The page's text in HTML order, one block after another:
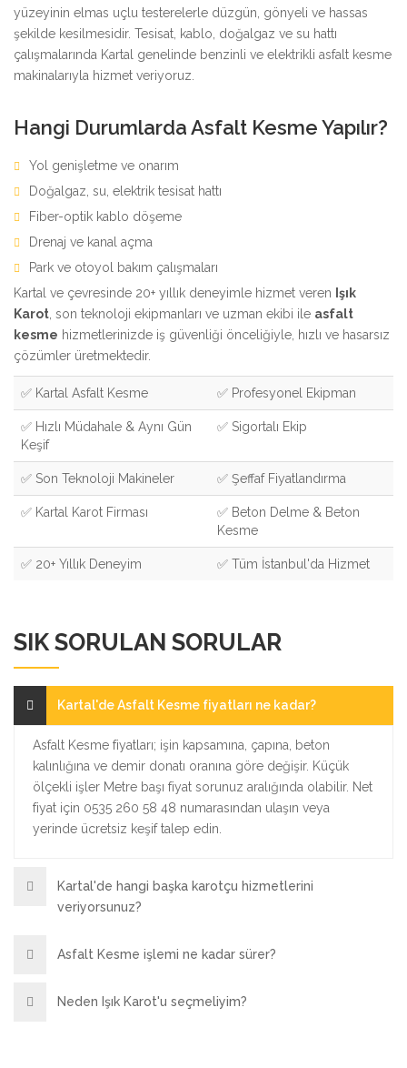
yüzeyinin elmas uçlu testerelerle düzgün, gönyeli ve hassas
şekilde kesilmesidir. Tesisat, kablo, doğalgaz ve su hattı
çalışmalarında Kartal genelinde benzinli ve elektrikli asfalt kesme
makinalarıyla hizmet veriyoruz.
Hangi Durumlarda Asfalt Kesme Yapılır?
Yol genişletme ve onarım
Doğalgaz, su, elektrik tesisat hattı
Fiber-optik kablo döşeme
Drenaj ve kanal açma
Park ve otoyol bakım çalışmaları
Kartal ve çevresinde 20+ yıllık deneyimle hizmet veren Işık
Karot , son teknoloji ekipmanları ve uzman ekibi ile asfalt
kesme hizmetlerinizde iş güvenliği önceliğiyle, hızlı ve hasarsız
çözümler üretmektedir.
✅ Kartal Asfalt Kesme ✅ Profesyonel Ekipman
✅ Hızlı Müdahale & Aynı Gün
Keşif
✅ Sigortalı Ekip
✅ Son Teknoloji Makineler ✅ Şeffaf Fiyatlandırma
✅ Kartal Karot Firması
✅ Beton Delme & Beton
Kesme
✅ 20+ Yıllık Deneyim ✅ Tüm İstanbul'da Hizmet
SIK SORULAN SORULAR
Kartal'de Asfalt Kesme fiyatları ne kadar?
Asfalt Kesme fiyatları; işin kapsamına, çapına, beton
kalınlığına ve demir donatı oranına göre değişir. Küçük
ölçekli işler Metre başı fiyat sorunuz aralığında olabilir. Net
fiyat için 0535 260 58 48 numarasından ulaşın veya
yerinde ücretsiz keşif talep edin.
Kartal'de hangi başka karotçu hizmetlerini
veriyorsunuz?
Asfalt Kesme işlemi ne kadar sürer?
Neden Işık Karot'u seçmeliyim?